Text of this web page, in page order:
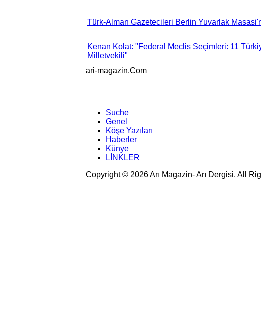
Türk-Alman Gazetecileri Berlin Yuvarlak
Kenan Kolat: "Federal Meclis Seçimleri: 11
Milletvekili"
ari-magazin.Com
Suche
Genel
Köşe Yazıları
Haberler
Künye
LİNKLER
Copyright © 2026 Arı Magazin- Arı Dergisi. All